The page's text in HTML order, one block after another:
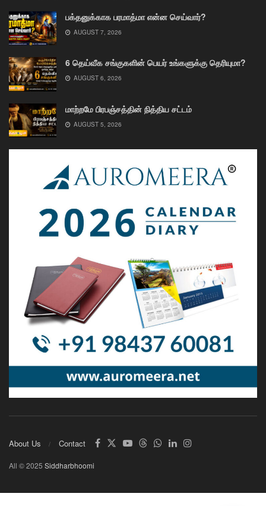
பக்தனுக்காக பரமாத்மா என்ன செய்வார்?
AUGUST 7, 2026
6 தெய்வீக சங்குகளின் பெயர் உங்களுக்கு தெரியுமா?
AUGUST 6, 2026
மாற்றமே பிரபஞ்சத்தின் நித்திய சட்டம்
AUGUST 5, 2026
About Us Contact
All © 2025 Siddharbhoomi